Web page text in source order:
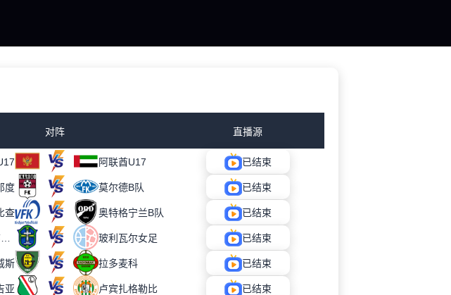
对阵 直播源
阿联酋U17 已结束
度 莫尔德B队 已结束
查 奥特格宁兰B队 已结束
玻利瓦尔女足 已结束
斯 拉多麦科 已结束
亚 卢宾扎格勒比 已结束